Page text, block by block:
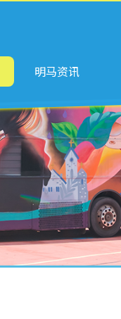
明马资讯